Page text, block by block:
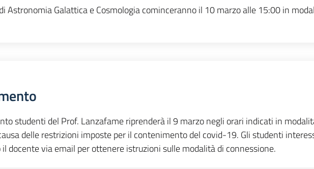
Astronomia Galattica e Cosmologia cominceranno il 10 marzo alle 15:00 in
studenti del Prof. Lanzafame riprenderà il 9 marzo negli orari indicati in
delle restrizioni imposte per il contenimento del covid-19. Gli studenti
docente via email per ottenere istruzioni sulle modalità di connessione.